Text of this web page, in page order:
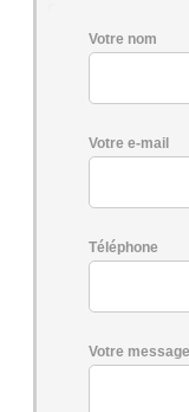
Votre nom
Votre e-mail
Téléphone
Votre message